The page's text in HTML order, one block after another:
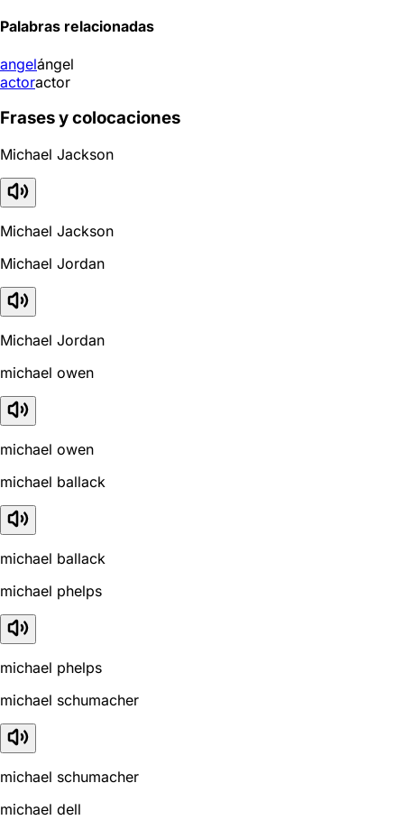
Palabras relacionadas
angelángel
actoractor
Frases y colocaciones
Michael Jackson
Michael Jackson
Michael Jordan
Michael Jordan
michael owen
michael owen
michael ballack
michael ballack
michael phelps
michael phelps
michael schumacher
michael schumacher
michael dell